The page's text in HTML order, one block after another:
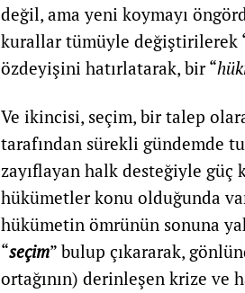
değil, ama yeni koymayı
kurallar tümüyle değiştirilerek
özdeyişini hatırlatarak, bir “
Ve ikincisi, seçim, bir talep
tarafından sürekli gündemde
zayıflayan halk desteğiyle güç
hükümetler konu olduğunda
hükümetin ömrünün sonuna
“seçim” bulup çıkararak,
ortağının) derinleşen krize ve